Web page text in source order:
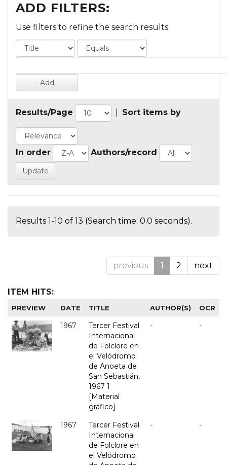
ADD FILTERS:
Use filters to refine the search results.
Results/Page Sort items by
In order Authors/record
Results 1-10 of 13 (Search time: 0.0 seconds).
previous 1 2 next
ITEM HITS:
PREVIEW DATE TITLE AUTHOR(S) OCR
1967
Tercer Festival
Internacional
de Folclore en
el Velódromo
de Anoeta de
San Sebastián,
1967 1
[Material
gráfico]
- -
1967
Tercer Festival
Internacional
de Folclore en
el Velódromo
- -